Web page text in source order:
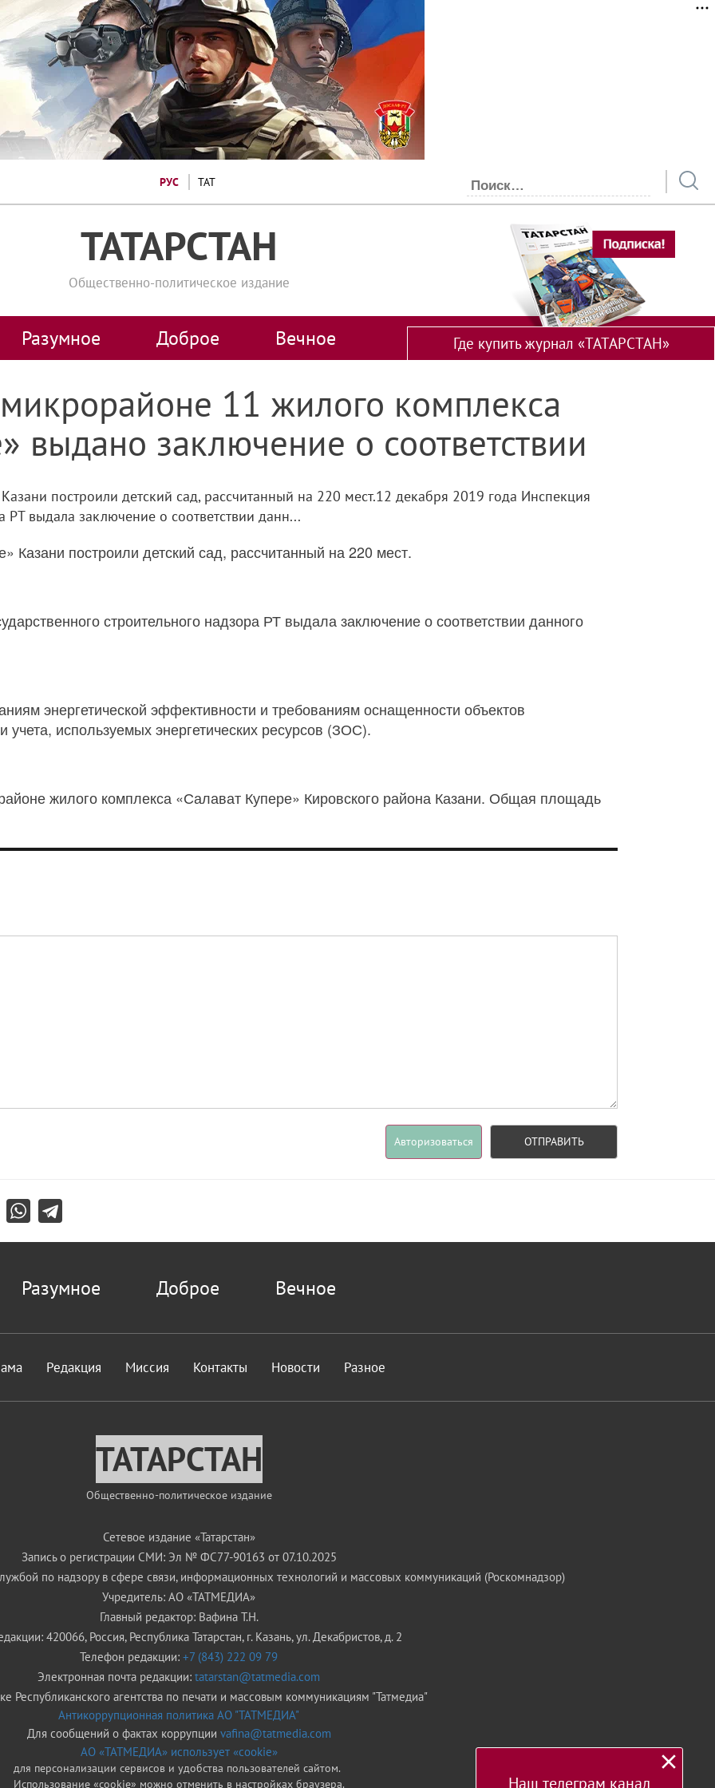
РУС ТАТ
ТАТАРСТАН
Общественно-политическое издание
Разумное Доброе Вечное Где купить журнал «ТАТАРСТАН»
11 жилого комплекса
выдано заключение о соответствии
построили детский сад, рассчитанный на 220 мест.12 декабря 2019 года Инспекция
РТ выдала заключение о соответствии данн...
Казани построили детский сад, рассчитанный на 220 мест.
строительного надзора РТ выдала заключение о соответствии данного
энергетической эффективности и требованиям оснащенности объектов
учета, используемых энергетических ресурсов (ЗОС).
жилого комплекса «Салават Купере» Кировского района Казани. Общая площадь
Авторизоваться ОТПРАВИТЬ
Разумное Доброе Вечное
Редакция Миссия Контакты Новости Разное
ТАТАРСТАН
Общественно-политическое издание
Сетевое издание «Татарстан»
Запись о регистрации СМИ: Эл № ФС77-90163 от 07.10.2025
по надзору в сфере связи, информационных технологий и массовых коммуникаций (Роскомнадзор)
Учредитель: АО «ТАТМЕДИА»
Главный редактор: Вафина Т.Н.
420066, Россия, Республика Татарстан, г. Казань, ул. Декабристов, д. 2
Телефон редакции: +7 (843) 222 09 79
Электронная почта редакции: tatarstan@tatmedia.com
Республиканского агентства по печати и массовым коммуникациям "Татмедиа"
Антикоррупционная политика АО "ТАТМЕДИА"
Для сообщений о фактах коррупции vafina@tatmedia.com
АО «ТАТМЕДИА» использует «cookie»
для персонализации сервисов и удобства пользователей сайтом.
Использование «cookie» можно отменить в настройках браузера.
Наш телеграм канал